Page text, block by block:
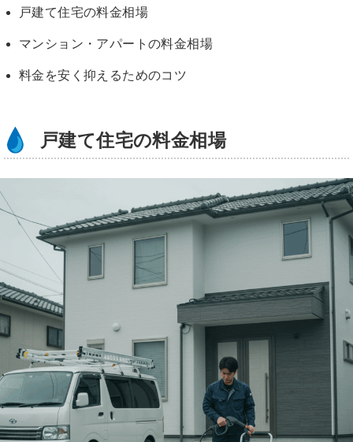
戸建て住宅の料金相場
マンション・アパートの料金相場
料金を安く抑えるためのコツ
戸建て住宅の料金相場